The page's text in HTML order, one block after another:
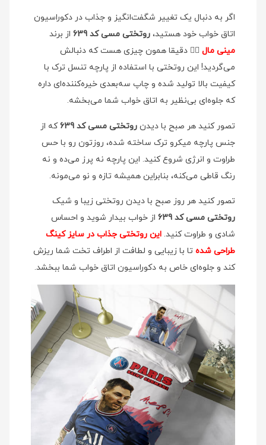
اگر به دنبال یک تغییر شگفت‌انگیز و جذاب در دکوراسیون
اتاق خواب خود هستید، روتختی مسی کد 639
از برند
مینی مال 👉🏻 دقیقا همون چیزی هست که دنبالش
می‌گردید! این روتختی با استفاده از پارچه تنسل ترک با
کیفیت بالا تولید شده و چاپ سه‌بعدی خیره‌کننده‌ای داره
که جلوه‌ای بی‌نظیر به اتاق خواب شما می‌بخشه.
تصور کنید هر صبح با دیدن روتختی مسی کد 639
که از
جنس پارچه میکرو ترک ساخته شده، روزتون رو با حس
طراوت و انرژی شروع کنید. این پارچه نه پرز می‌ده و نه
رنگ قاطی می‌کنه، بنابراین همیشه تازه و نو می‌مونه.
تصور کنید هر روز صبح با دیدن روتختی زیبا و شیک
روتختی مسی کد 639
از خواب بیدار شوید و احساس
شادی و طراوت کنید. این روتختی جذاب در سایز کینگ
طراحی شده تا با زیبایی و لطافت از اطراف تخت شما ریزش
کند و جلوه‌ای خاص به دکوراسیون اتاق خواب شما ببخشد.